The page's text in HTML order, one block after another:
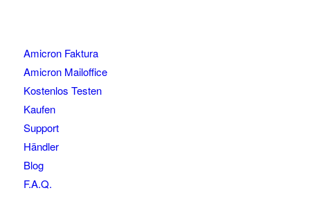
Amicron Faktura
Amicron Mailoffice
Kostenlos Testen
Kaufen
Support
Händler
Blog
F.A.Q.